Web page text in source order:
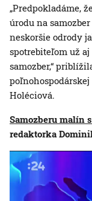
„Predpokladáme,
úrodu na
neskoršie odrody
spotrebiteľom už
samozber,“
Holéciová.
Samozberu malín
redaktorka